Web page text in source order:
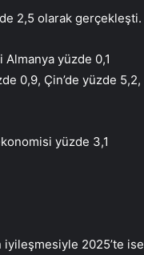
2,5 olarak gerçekleşti.
yüzde 0,1
0,9, Çin’de yüzde 5,2,
yüzde 3,1
iyileşmesiyle 2025’te ise